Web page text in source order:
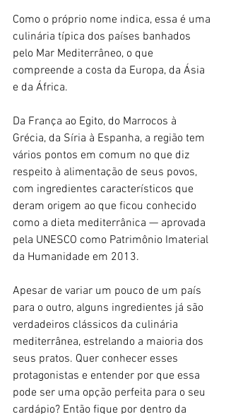
Como o próprio nome indica, essa é uma
culinária típica dos países banhados
pelo Mar Mediterrâneo, o que
compreende a costa da Europa, da Ásia
e da África.
Da França ao Egito, do Marrocos à
Grécia, da Síria à Espanha, a região tem
vários pontos em comum no que diz
respeito à alimentação de seus povos,
com ingredientes característicos que
deram origem ao que ficou conhecido
como a dieta mediterrânica — aprovada
pela UNESCO como Patrimônio Imaterial
da Humanidade em 2013.
Apesar de variar um pouco de um país
para o outro, alguns ingredientes já são
verdadeiros clássicos da culinária
mediterrânea, estrelando a maioria dos
seus pratos. Quer conhecer esses
protagonistas e entender por que essa
pode ser uma opção perfeita para o seu
cardápio? Então fique por dentro da